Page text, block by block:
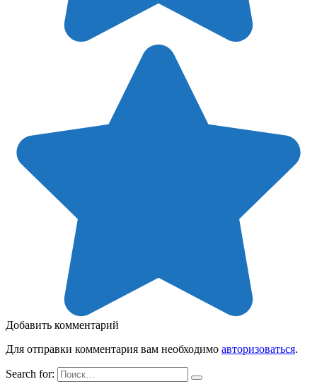
Добавить комментарий
Для отправки комментария вам необходимо авторизоваться.
Search for: